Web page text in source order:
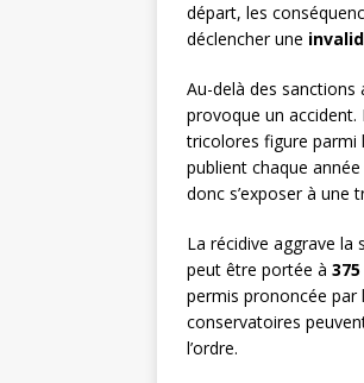
départ, les
déclencher une
Au-delà des
provoque un accident.
tricolores figure parmi
publient chaque
donc s’exposer à une
La récidive aggrave la
peut être portée à
permis prononcée par
conservatoires
l’ordre.